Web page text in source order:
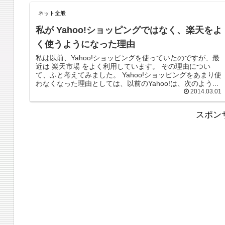
ネット全般
私が Yahoo!ショッピングではなく、楽天をよ
く使うようになった理由
私は以前、Yahoo!ショッピングを使っていたのですが、最
近は 楽天市場 をよく利用しています。 その理由につい
て、ふと考えてみました。 Yahoo!ショッピングをあまり使
わなくなった理由としては、以前のYahoo!は、次のよう...
2014.03.01
スポン